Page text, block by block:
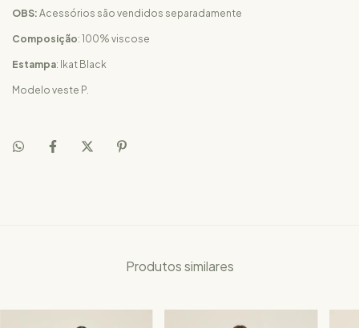
OBS: Acessórios são vendidos separadamente
Composição: 100% viscose
Estampa: Ikat Black
Modelo veste P.
Produtos similares